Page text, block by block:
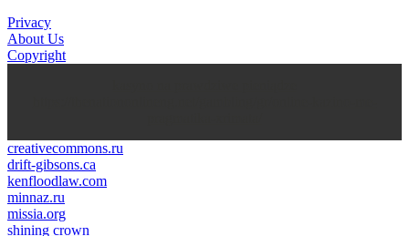
Privacy
About Us
Copyright
creativecommons.ru
drift-gibsons.ca
kenfloodlaw.com
minnaz.ru
missia.org
shining crown